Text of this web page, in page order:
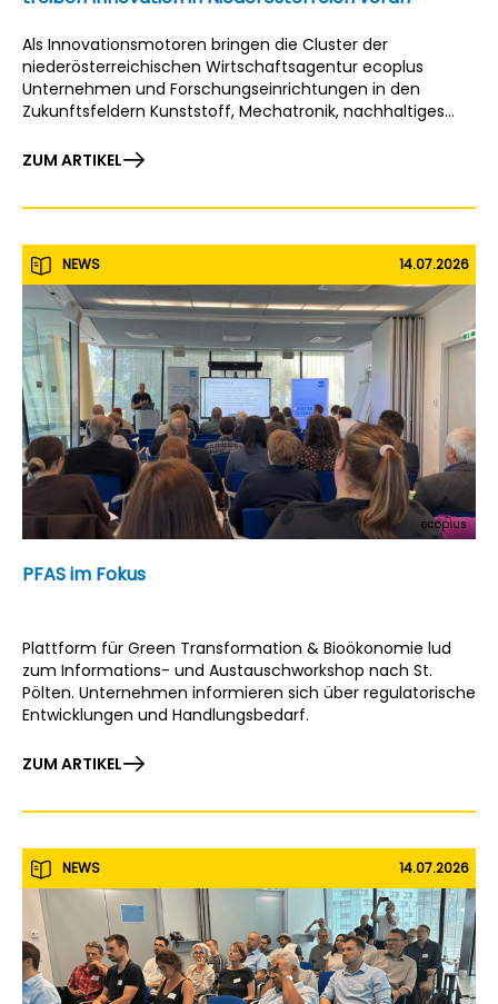
Als Innovationsmotoren bringen die Cluster der
niederösterreichischen Wirtschaftsagentur ecoplus
Unternehmen und Forschungseinrichtungen in den
Zukunftsfeldern Kunststoff, Mechatronik, nachhaltiges
Ergänzt werden sie durch die Plattformen Green
sichtbar.
ZUM ARTIKEL
NEWS 14.07.2026
ecoplus
PFAS im Fokus
Plattform für Green Transformation & Bioökonomie lud
zum Informations- und Austauschworkshop nach St.
Pölten. Unternehmen informieren sich über regulatorische
Entwicklungen und Handlungsbedarf.
ZUM ARTIKEL
NEWS 14.07.2026